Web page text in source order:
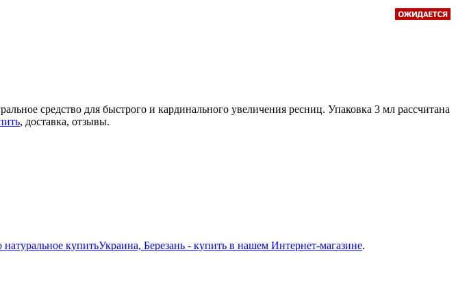
средство для быстрого и кардинального увеличения ресниц. Упаковка 3 мл рассчитана
, доставка, отзывы.
натуральное купитьУкраина, Березань - купить в нашем Интернет-магазине.